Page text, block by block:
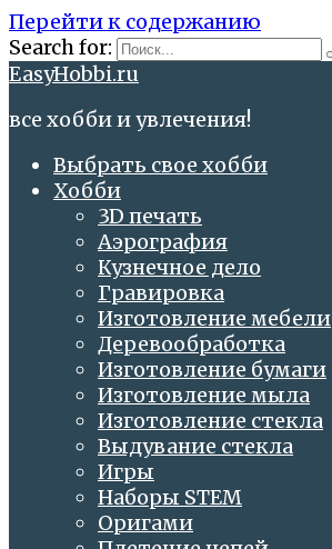
Перейти к содержанию
Search for:
EasyHobbi.ru
все хобби и увлечения!
Выбрать свое хобби
Хобби
3D печать
Аэрография
Кузнечное дело
Гравировка
Изготовление мебели
Деревообработка
Изготовление бумаги
Изготовление мыла
Изготовление стекла
Выдувание стекла
Игры
Наборы STEM
Оригами